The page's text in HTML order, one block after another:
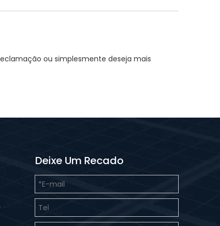
ou simplesmente deseja mais
Deixe Um Recado